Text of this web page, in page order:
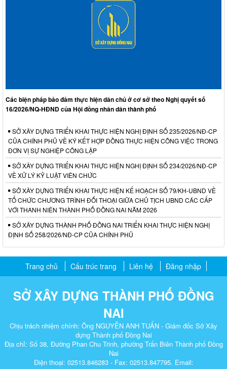
Các biện pháp bảo đảm thực hiện dân chủ ở cơ sở theo Nghị quyết số
16/2026/NQ-HĐND của Hội đồng nhân dân thành phố
SỞ XÂY DỰNG TRIỂN KHAI THỰC HIỆN NGHỊ ĐỊNH SỐ 235/2026/NĐ-CP
CỦA CHÍNH PHỦ VỀ KÝ KẾT HỢP ĐỒNG THỰC HIỆN CÔNG VIỆC TRONG
ĐƠN VỊ SỰ NGHIỆP CÔNG LẬP
SỞ XÂY DỰNG TRIỂN KHAI THỰC HIỆN NGHỊ ĐỊNH SỐ 234/2026/NĐ-CP
VỀ XỬ LÝ KỶ LUẬT VIÊN CHỨC
SỞ XÂY DỰNG TRIỂN KHAI THỰC HIỆN KẾ HOẠCH SỐ 79/KH-UBND VỀ
TỔ CHỨC CHƯƠNG TRÌNH ĐỐI THOẠI GIỮA CHỦ TỊCH UBND CÁC CẤP
VỚI THANH NIÊN THÀNH PHỐ ĐỒNG NAI NĂM 2026
SỞ XÂY DỰNG THÀNH PHỐ ĐỒNG NAI TRIỂN KHAI THỰC HIỆN NGHỊ
ĐỊNH SỐ 258/2026/NĐ-CP CỦA CHÍNH PHỦ
Trang chủ Cấu trúc trang Liên hệ Đăng nhập
SỞ XÂY DỰNG THÀNH PHỐ ĐỒNG
NAI
Chịu trách nhiệm chính: Ông NGUYỄN ANH TUẤN - Giám đốc Sở Xây
dựng Thành phố Đồng Nai
Địa chỉ: Số 38, Đường Phan Chu Trinh, phường Trấn Biên Thành phố Đồng
Nai
Điện thoại: 02513.846283 - Fax: 02513.847795. Email: